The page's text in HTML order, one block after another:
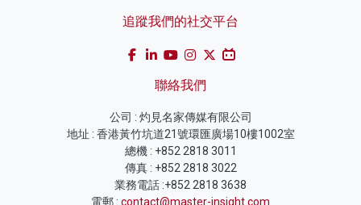
追蹤我們的社交平台
聯絡我們
公司 : 灼見名家傳媒有限公司
地址 : 香港黃竹坑道21號環匯廣場10樓1002室
總機 : +852 2818 3011
傳真 : +852 2818 3022
業務電話 :+852 2818 3638
電郵 : contact@master-insight.com